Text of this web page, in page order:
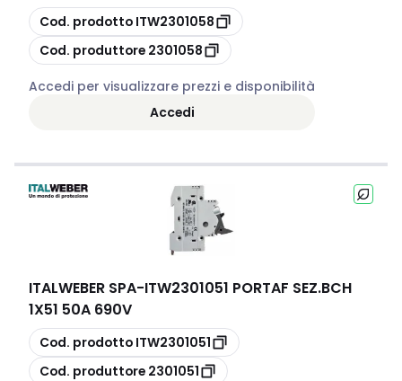
copia
Cod. prodotto ITW2301058
copia
Cod. produttore 2301058
Accedi per visualizzare prezzi e disponibilità
Accedi
ITALWEBER SPA-ITW2301051 PORTAF SEZ.BCH
1X51 50A 690V
copia
Cod. prodotto ITW2301051
copia
Cod. produttore 2301051